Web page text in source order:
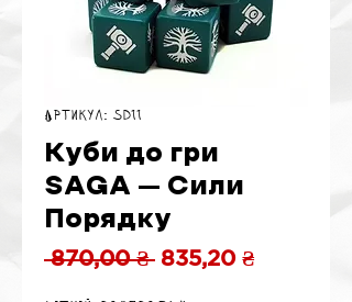
Артикул: SD11
Куби до гри
SAGA – Сили
Порядку
870,00 ₴ Звичайна
835,20 ₴За